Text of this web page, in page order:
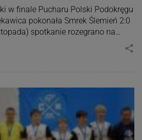
w finale Pucharu Polski Podokręgu
pokonała Smrek Ślemień 2:0
spotkanie rozegrano na…
share